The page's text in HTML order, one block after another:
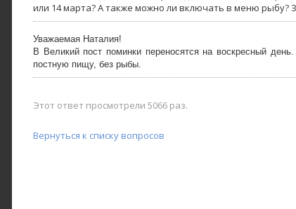
или 14 марта? А также можно ли включать в меню рыбу?
Уважаемая Наталия!
В Великий пост поминки переносятся на воскресный
постную пищу, без рыбы.
Этот ответ просмотрели 5066 раз.
Вернуться к списку вопросов